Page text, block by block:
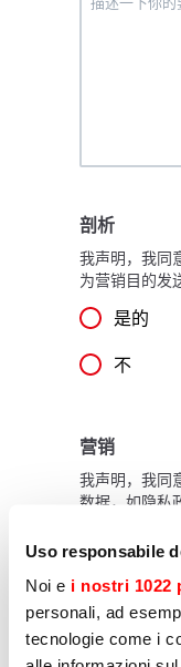
Uso responsabile
Noi e i nostri 1022
personali, ad
tecnologie come i
剖析
我声明，我同
为营销目的发
是的
不
营销
我声明，我同
数据，如隐私
不